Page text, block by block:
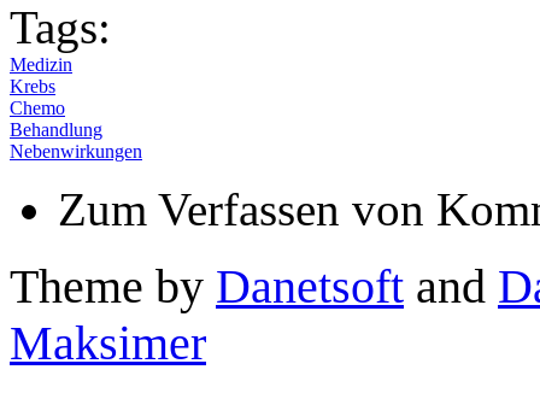
Tags:
Medizin
Krebs
Chemo
Behandlung
Nebenwirkungen
Zum Verfassen von
Theme by Danetsoft and
Maksimer